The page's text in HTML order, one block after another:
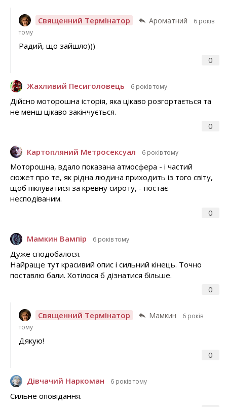
Священний Термінатор Ароматний
6 років
тому
0
Радий, що зайшло)))
Жахливий Песиголовець 6 років тому
0
Дійсно моторошна історія, яка цікаво розгортається та
не менш цікаво закінчується.
Картопляний Метросексуал 6 років тому
0
Моторошна, вдало показана атмосфера - і частий
сюжет про те, як рідна людина приходить із того світу,
щоб піклуватися за кревну сироту, - постає
несподіваним.
Мамкин Вампір 6 років тому
0
Дуже сподобалося.
Найраще тут красивий опис і сильний кінець. Точно
поставлю бали. Хотілося б дізнатися більше.
Священний Термінатор Мамкин
6 років
тому
0
Дякую!
Дівчачий Наркоман 6 років тому
Сильне оповідання.